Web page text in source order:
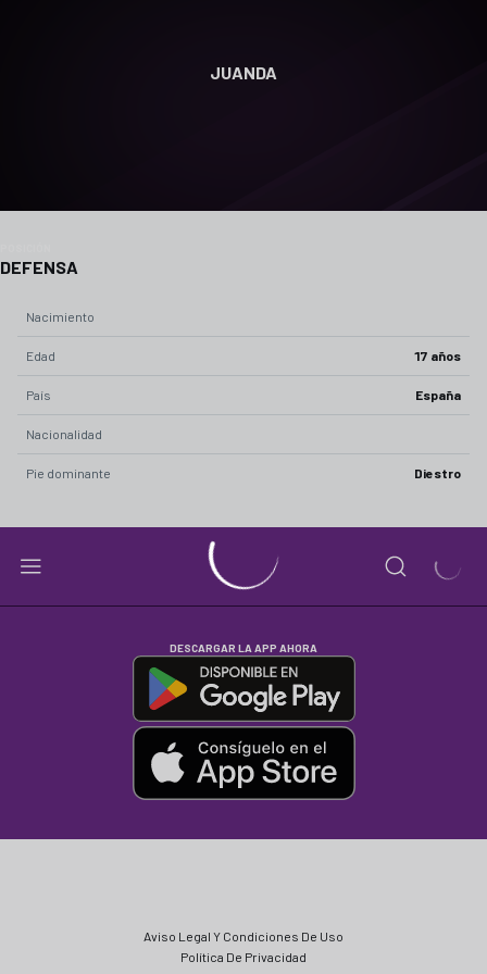
JUANDA
DEFENSA
Nacimiento
Edad 17 años
País España
Nacionalidad
Pie dominante Diestro
DESCARGAR LA APP AHORA
Aviso Legal Y Condiciones De Uso
Política De Privacidad